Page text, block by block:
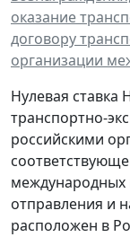
оказание
договору
организации
Нулевая
транспортно-
российскими
международных
отправления и
расположен в